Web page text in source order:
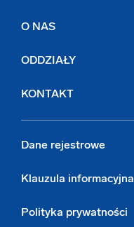
O NAS
ODDZIAŁY
KONTAKT
Dane rejestrowe
Klauzula informacyjna
Polityka prywatności